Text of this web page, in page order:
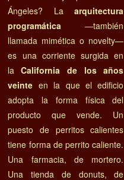
Ángeles? Laarquitectura
programática —también
llamada mimética o novelty—
es una corriente surgida en
laCalifornia de los años
veinte en la que el edificio
adopta la forma física del
producto que vende. Un
puesto de perritos calientes
tiene forma de perrito caliente.
Una farmacia, de mortero.
Una tienda de donuts, de